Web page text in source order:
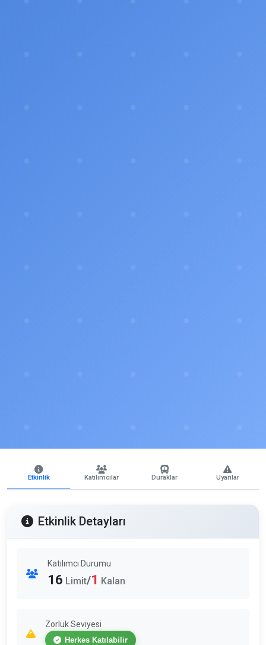
Etkinlik Katılımcılar Duraklar Uyarılar
Etkinlik Detayları
Katılımcı Durumu
16 Limit/1 Kalan
Zorluk Seviyesi
Herkes Katılabilir